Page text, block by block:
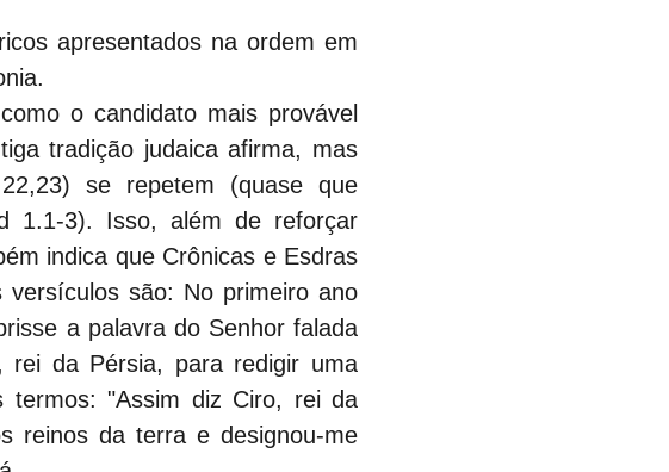
apresentados na ordem em
o candidato mais provável
tradição judaica afirma, mas
se repetem (quase que
1.1-3). Isso, além de reforçar
indica que Crônicas e Esdras
são: No primeiro ano
a palavra do Senhor falada
rei da Pérsia, para redigir uma
termos: "Assim diz Ciro, rei da
reinos da terra e designou-me